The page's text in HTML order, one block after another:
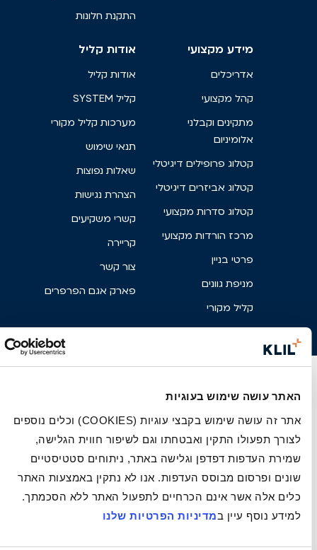
האתר עושה שימוש בעוגיות
אתר זה עושה שימוש בקבצי עוגיות (COOKIES) וכלים נוספים
לצורך תפעולו התקין ואבטחתו וגם לשיפור חווית הגלישה,
שמירת העדפות דפדפן וגלישה באתר, ניתוחים סטטיסטיים
שונים ופרסום מבוסס העדפות. אנו לא נתקין באמצעות האתר
כלים אלה אשר אינם הכרחיים לתפעול האתר ללא הסכמתך.
למידע נוסף עיין במדיניות הפרטיות שלנו
התקנת חלונות
מידע מקצועי
אדריכלים
קהל מקצועי
מתקינים וקבלני
אלומיניום
קטלוג פרופילים דיגיטלי
קטלוג אביזרים דיגיטלי
קטלוג סדרות מקצועי
מרכז הורדות מקצועי
פרטי בניין
מניפת גוונים
קליל מקורי
אודות קליל
אודות קליל
קליל SYSTEM
מערכות קליל מקורי
תנאי שימוש
שאלות נפוצות
הצהרת נגישות
קשרי משקיעים
קריירה
צור קשר
פארק אגם הפרפרים